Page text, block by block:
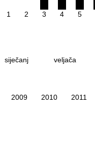
1 2 3 4 5
siječanj veljača
2009 2010 2011